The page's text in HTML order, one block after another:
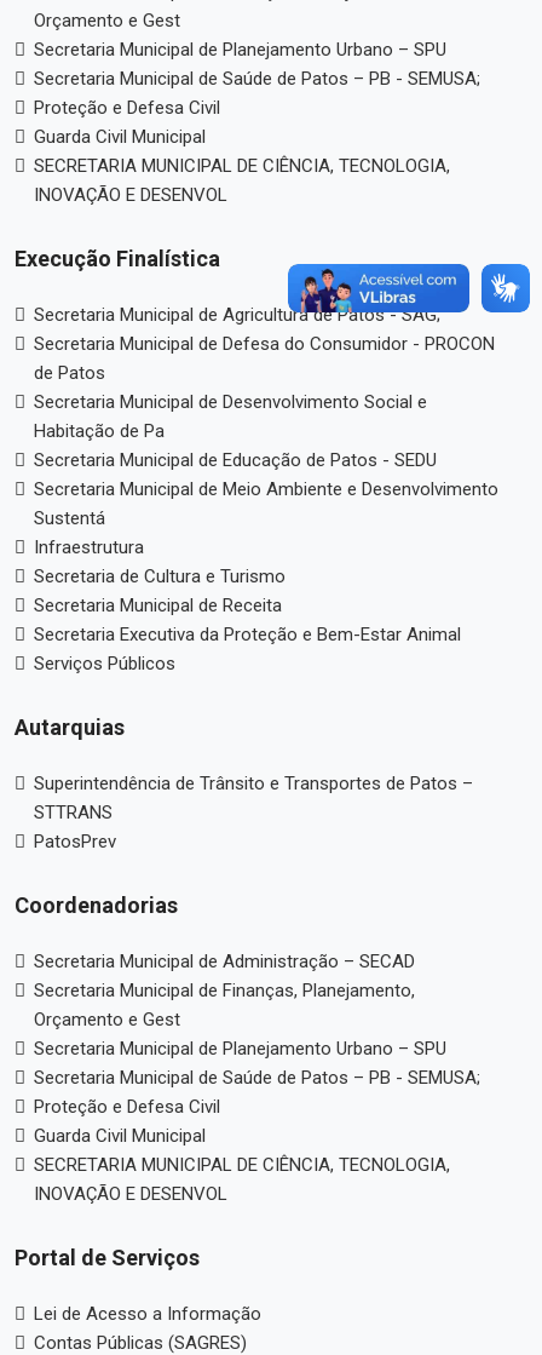
Orçamento e Gest
Secretaria Municipal de Planejamento Urbano – SPU
Secretaria Municipal de Saúde de Patos – PB - SEMUSA;
Proteção e Defesa Civil
Guarda Civil Municipal
SECRETARIA MUNICIPAL DE CIÊNCIA, TECNOLOGIA,
INOVAÇÃO E DESENVOL
Execução Finalística
Secretaria Municipal de Agricultura de Patos - SAG;
Secretaria Municipal de Defesa do Consumidor - PROCON
de Patos
Secretaria Municipal de Desenvolvimento Social e
Habitação de Pa
Secretaria Municipal de Educação de Patos - SEDU
Secretaria Municipal de Meio Ambiente e Desenvolvimento
Sustentá
Infraestrutura
Secretaria de Cultura e Turismo
Secretaria Municipal de Receita
Secretaria Executiva da Proteção e Bem-Estar Animal
Serviços Públicos
Autarquias
Superintendência de Trânsito e Transportes de Patos –
STTRANS
PatosPrev
Coordenadorias
Secretaria Municipal de Administração – SECAD
Secretaria Municipal de Finanças, Planejamento,
Orçamento e Gest
Secretaria Municipal de Planejamento Urbano – SPU
Secretaria Municipal de Saúde de Patos – PB - SEMUSA;
Proteção e Defesa Civil
Guarda Civil Municipal
SECRETARIA MUNICIPAL DE CIÊNCIA, TECNOLOGIA,
INOVAÇÃO E DESENVOL
Portal de Serviços
Lei de Acesso a Informação
Contas Públicas (SAGRES)